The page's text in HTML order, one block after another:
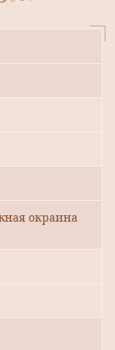
окраина